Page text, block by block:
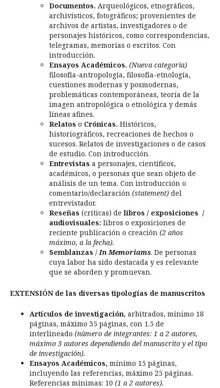
Documentos. Arqueológicos, etnográficos,
archivísticos, fotográficos; provenientes de
archivos de artistas, investigadores o de
personajes históricos, como correspondencias,
telegramas, memorias o escritos. Con
introducción.
Ensayos Académicos. (Nueva categoría)
filosofía-antropología, filosofía-etnología,
cuestiones modernas y posmodernas,
problemáticas contemporáneas, teoría de la
imagen antropológica o etnológica y demás
líneas afines.
Relatos o Crónicas. Históricos,
historiográficos, recreaciones de hechos o
sucesos. Relatos de investigaciones o de casos
de estudio. Con introducción.
Entrevistas a personajes, científicos,
académicos, o personas que sean objeto de
análisis de un tema. Con introducción o
comentario/declaración (statement) del
entrevistador.
Reseñas (críticas) de libros / exposiciones /
audiovisuales: libros o exposiciones de
reciente publicación o creación (2 años
máximo, a la fecha).
Semblanzas / In Memoriams. De personas
cuya labor ha sido destacada y es relevante
que se aborden y promuevan.
EXTENSIÓN de las diversas tipologías de manuscritos
Artículos de investigación, arbitrados, mínimo 18
páginas, máximo 35 páginas, con 1.5 de
interlineado (número de integrantes: 1 a 2 autores,
máximo 3 autores dependiendo del manuscrito y el tipo
de investigación).
Ensayos Académicos, mínimo 15 páginas,
incluyendo las referencias, máximo 25 páginas.
Referencias mínimas: 10 (1 a 2 autores).